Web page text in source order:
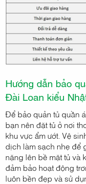
Hướng dẫn bảo
Đài Loan kiểu
Để bảo quản tủ quần
bạn nên đặt tủ ở nơi
khu vực ẩm ướt. Vệ
dịch làm sạch nhẹ để
nặng lên bề mặt tủ và
đảm bảo hoạt động
luôn bền đẹp và sử